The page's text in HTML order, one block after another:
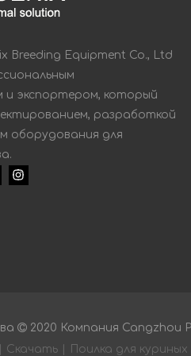
Breeding Equipment Co., Ltd
и экспортером, который
разработкой
оборудования для
 2020 Компания Cangzhou
Скачать Поилка для куриных